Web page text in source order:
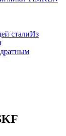
сталиИз